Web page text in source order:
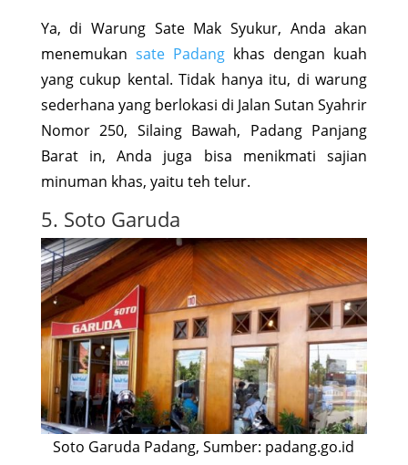
Ya, di Warung Sate Mak Syukur, Anda akan
menemukan sate Padangkhas dengan kuah
yang cukup kental. Tidak hanya itu, di warung
sederhana yang berlokasi di Jalan Sutan Syahrir
Nomor 250, Silaing Bawah, Padang Panjang
Barat in, Anda juga bisa menikmati sajian
minuman khas, yaitu teh telur.
5. Soto Garuda
Soto Garuda Padang, Sumber: padang.go.id